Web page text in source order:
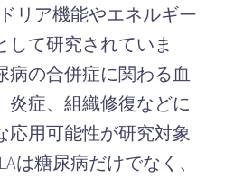
リア機能やエネルギー
て研究されていま
病の合併症に関わる血
炎症、組織修復などに
応用可能性が研究対象
は糖尿病だけでなく、